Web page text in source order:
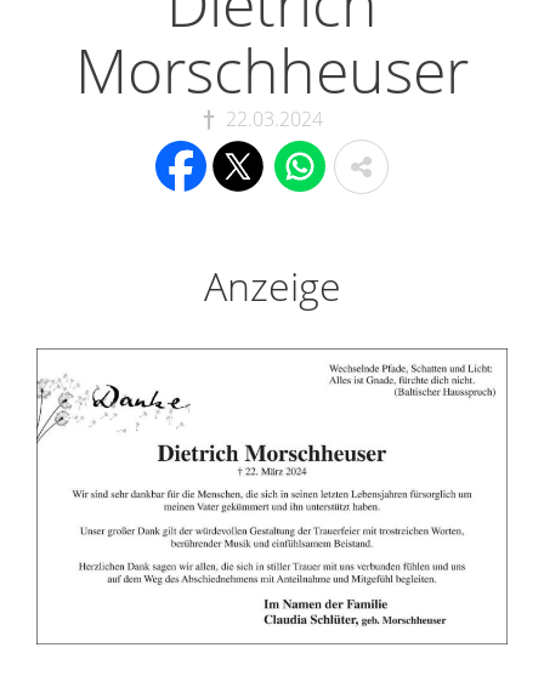
Morschheuser
22.03.2024
Anzeige